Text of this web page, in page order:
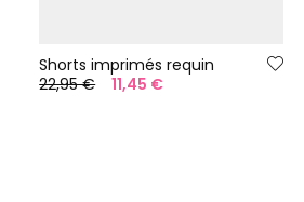
Shorts imprimés requin
22,95 €
11,45 €